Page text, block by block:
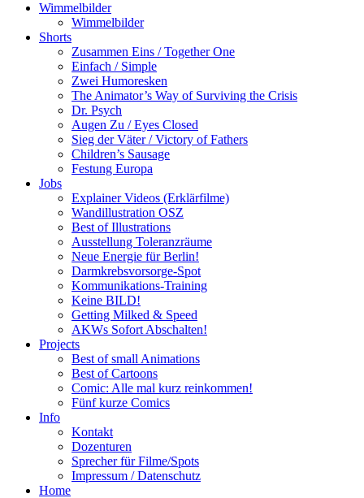
Wimmelbilder
Wimmelbilder
Shorts
Zusammen Eins / Together One
Einfach / Simple
Zwei Humoresken
The Animator’s Way of Surviving the Crisis
Dr. Psych
Augen Zu / Eyes Closed
Sieg der Väter / Victory of Fathers
Children’s Sausage
Festung Europa
Jobs
Explainer Videos (Erklärfilme)
Wandillustration OSZ
Best of Illustrations
Ausstellung Toleranzräume
Neue Energie für Berlin!
Darmkrebsvorsorge-Spot
Kommunikations-Training
Keine BILD!
Getting Milked & Speed
AKWs Sofort Abschalten!
Projects
Best of small Animations
Best of Cartoons
Comic: Alle mal kurz reinkommen!
Fünf kurze Comics
Info
Kontakt
Dozenturen
Sprecher für Filme/Spots
Impressum / Datenschutz
Home